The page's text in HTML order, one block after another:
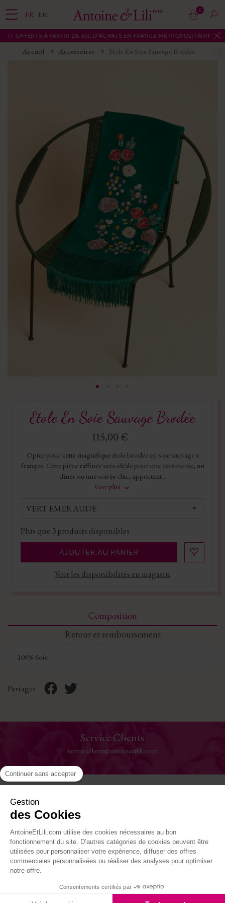
OFFERTS À PARTIR DE 65€ D'ACHATS EN FRANCE MÉTROPOLITAINE
FR EN 0
Accueil Accessoires Etole En Soie Sauvage Brodée
Etole En Soie Sauvage Brodée
115,00 €
Optez pour cette magnifique étole brodée en soie sauvage à
franges. Cette pièce raffinée sera idéale pour une cérémonie, un
dîner ou une soirée chic, apportant...
Voir plus
VERT EMERAUDE
Plus que 3produits disponibles
AJOUTER AU PANIER
Voir les disponibilités en magasin
Composition
Retour et remboursement
100% Soie
Partager
Service Clients
serviceclient@antoineetlili.com
La Maison
Où nous trouver
Suivez-nous
Continuer sans accepter
Gestion
des Cookies
AntoineEtLili.com utilise des cookies nécessaires au bon
fonctionnement du site. D’autres catégories de cookies peuvent être
utilisées pour personnaliser votre expérience, diffuser des offres
commerciales personnalisées ou réaliser des analyses pour optimiser
notre offre.
Consentements certifiés par